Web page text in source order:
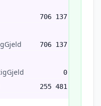
706 137
706 137
0
255 481